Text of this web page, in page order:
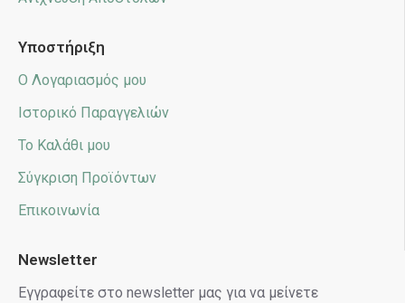
Υποστήριξη
Ο Λογαριασμός μου
Ιστορικό Παραγγελιών
Το Καλάθι μου
Σύγκριση Προϊόντων
Επικοινωνία
Newsletter
Εγγραφείτε στο newsletter μας για να μείνετε